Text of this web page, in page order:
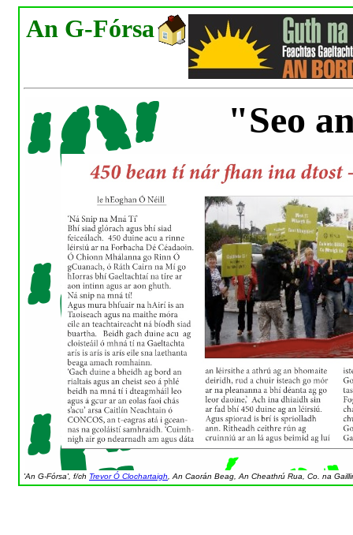
An G-Fórsa
"Seo
'An G-Fórsa', f/ch Trevor Ó Clochartaigh , An Caorán Beag, An Cheathrú Rua, Co. na